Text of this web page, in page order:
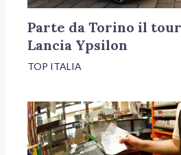
Parte da Torino il
Lancia Ypsilon
TOP ITALIA